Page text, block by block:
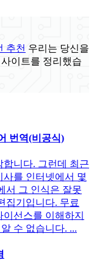
추천 우리는 당신을
이트를 정리했습
번역(비공식)
합니다. 그런데 최근
사를 인터넷에서 몇
서 그 인식은 잘못
집기입니다. 무료
선스를 이해하지
수 없습니다. ...